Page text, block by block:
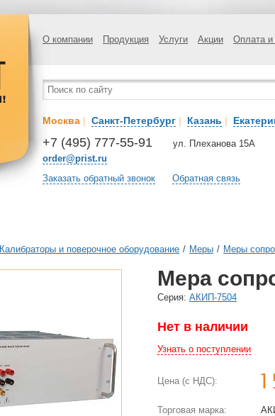
О компании Продукция Услуги Акции Оплата и
Москва | Санкт-Петербург | Казань |
+7 (495) 777-55-91
order@prist.ru
ул. Плеханова 15А
Заказать обратный звонок Обратная связь
Калибраторы и поверочное оборудование / Меры / Меры
Мера
Cерия: АКИП-7504
Нет в наличии
Узнать о поступлении
Цена (с НДС): 1
Торговая марка: